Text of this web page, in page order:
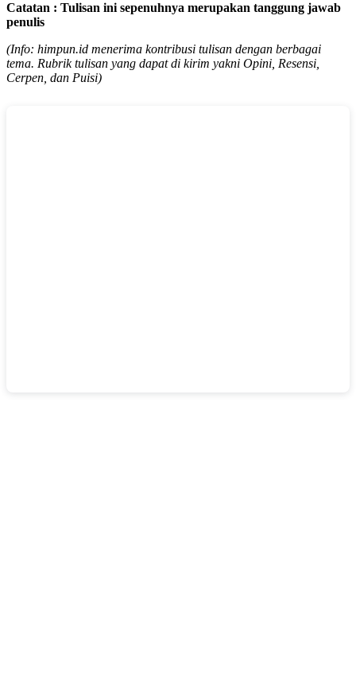
Catatan : Tulisan ini sepenuhnya merupakan tanggung jawab
penulis
(Info: himpun.id menerima kontribusi tulisan dengan berbagai
tema. Rubrik tulisan yang dapat di kirim yakni Opini, Resensi,
Cerpen, dan Puisi)